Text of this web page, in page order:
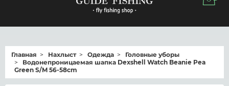
Главная Нахлыст Одежда
Головные уборы
Водонепроницаемая шапка Dexshell Watch Beanie Pea
Green S/M 56-58cm